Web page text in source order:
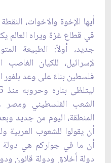
أيها الإخوة ‏والاخوات،
قي قطاع غزة ويراه العالم
جديد، أولاً: الطبيعة
لإسرائيل، للكيان
فلسطين بناءً على وعد بلفور
الشعب الفلسطيني ومصر
المنطقة، اليوم من ‏جديد
أن يقولوا للشعوب العربية
أن ‏ما في جواركم هي دولة
دولة أخلاق ودولة قانون